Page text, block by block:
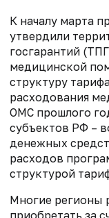
К началу марта
утвердили
госгарантий
медицинской
структуру
расходования
ОМС прошлого
субъектов РФ –
денежных
расходов
структурой
Многие регионы
приобретать за